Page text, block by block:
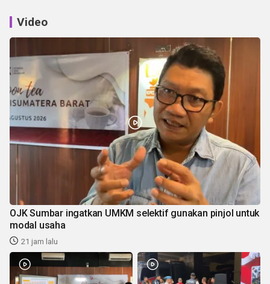
Video
OJK Sumbar ingatkan UMKM selektif gunakan pinjol untuk
modal usaha
21 jam lalu